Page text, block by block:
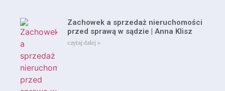
Zachowek a sprzedaż nieruchomości
przed sprawą w sądzie | Anna Klisz
czytaj dalej »